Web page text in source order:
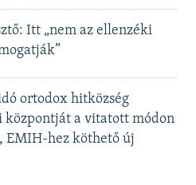
Itt „nem az ellenzéki
ortodox hitközség
központját a vitatott módon
EMIH-hez köthető új